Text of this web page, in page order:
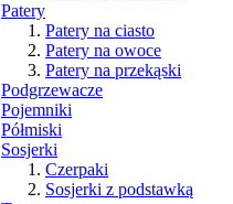
Patery
Patery na ciasto
Patery na owoce
Patery na przekąski
Podgrzewacze
Pojemniki
Półmiski
Sosjerki
Czerpaki
Sosjerki z podstawką